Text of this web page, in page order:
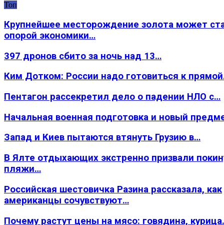
Топ
Крупнейшее месторождение золота может
опорой экономики…
397 дронов сбито за ночь над 13…
Ким Дотком: России надо готовиться к
Пентагон рассекретил дело о падении НЛО с…
Начальная военная подготовка и новый
Запад и Киев пытаются втянуть Грузию в…
В Ялте отдыхающих экстренно призвали
пляжи…
Российская шестовичка Разина рассказала, как
американцы сочувствуют…
Почему растут цены на мясо: говядина,